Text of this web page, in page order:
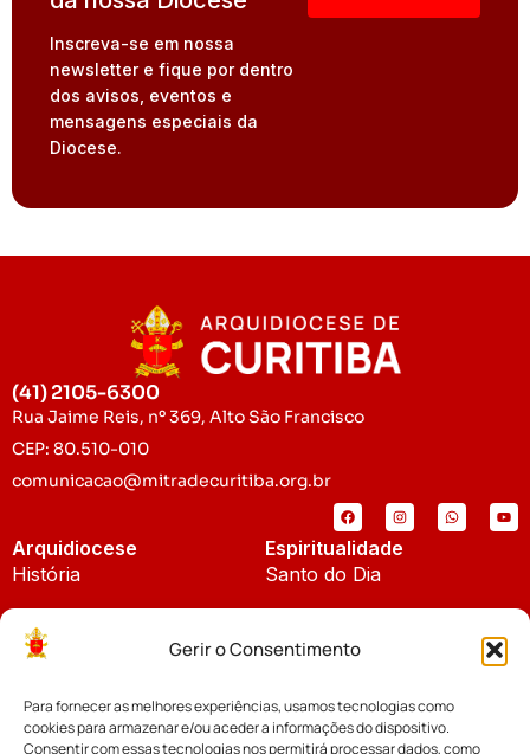
Gerir o Consentimento
Para fornecer as melhores experiências, usamos tecnologias como
cookies para armazenar e/ou aceder a informações do dispositivo.
Consentir com essas tecnologias nos permitirá processar dados, como
Inscreva-se em nossa
newsletter e fique por dentro
dos avisos, eventos e
mensagens especiais da
Diocese.
(41) 2105-6300
Rua Jaime Reis, nº 369, Alto São Francisco
CEP: 80.510-010
comunicacao@mitradecuritiba.org.br
Arquidiocese
História
Padroeira
Espiritualidade
Santo do Dia
Notícias
Notícias da Arquidiocese
Cúria Diocesana